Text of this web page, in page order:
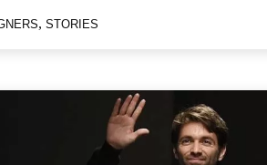
, STORIES